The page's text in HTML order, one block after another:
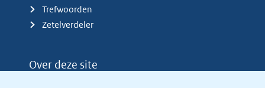
Trefwoorden
Zetelverdeler
Over deze site